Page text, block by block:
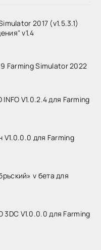
2017 (v1.5.3.1)
v1.4
Farming Simulator 2022
INFO V1.0.2.4 для Farming
V1.0.0.0 для Farming
v бета для
3DC V1.0.0.0 для Farming